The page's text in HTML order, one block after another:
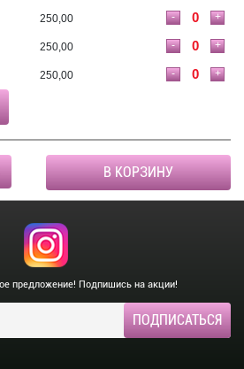
250,00 +
-
250,00 +
-
250,00 +
-
В КОРЗИНУ
предложение! Подпишись на акции!